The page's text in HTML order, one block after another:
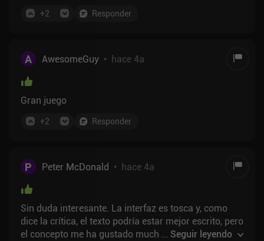
+2 Responder
A AwesomeGuy • hace 4a
Gran juego
+2 Responder
P Peter McDonald • hace 4a
Sin duda interesante. La interfaz es tosca y, como
dice la crítica, el texto podría estar mejor escrito, pero
el concepto me ha gustado mucho. un 7 para la
... Seguir leyendo